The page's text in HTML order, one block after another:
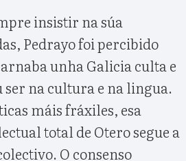
insistir na súa
Pedrayo foi percibido
unha Galicia culta e
ser na cultura e na lingua.
máis fráxiles, esa
total de Otero segue a
O consenso